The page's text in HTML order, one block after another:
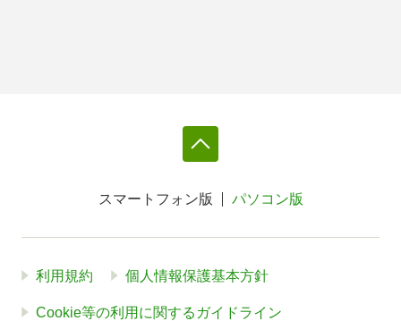
スマートフォン版 パソコン版
利用規約 個人情報保護基本方針
Cookie等の利用に関するガイドライン